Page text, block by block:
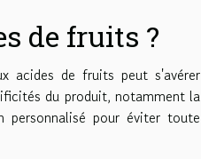
de fruits ?
acides de fruits peut s'avérer
du produit, notamment la
pour éviter toute